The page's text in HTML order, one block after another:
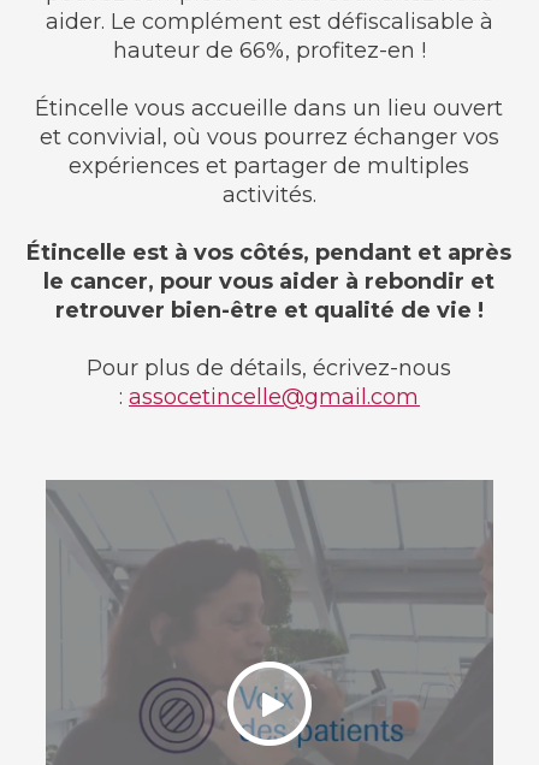
aider. Le complément est défiscalisable à
hauteur de 66%, profitez-en !
Étincelle vous accueille dans un lieu ouvert
et convivial, où vous pourrez échanger vos
expériences et partager de multiples
activités.
Étincelle est à vos côtés, pendant et après
le cancer, pour vous aider à rebondir et
retrouver bien-être et qualité de vie !
Pour plus de détails, écrivez-nous
:assocetincelle@gmail.com